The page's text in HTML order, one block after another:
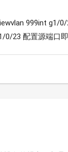
999int g1/
23 配置源端口